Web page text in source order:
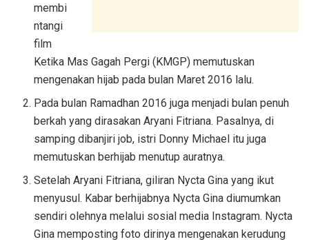
membi
ntangi
film
Ketika Mas Gagah Pergi (KMGP) memutuskan
mengenakan hijab pada bulan Maret 2016 lalu.
Pada bulan Ramadhan 2016 juga menjadi bulan penuh
berkah yang dirasakan Aryani Fitriana. Pasalnya, di
samping dibanjiri job, istri Donny Michael itu juga
memutuskan berhijab menutup auratnya.
Setelah Aryani Fitriana, giliran Nycta Gina yang ikut
menyusul. Kabar berhijabnya Nycta Gina diumumkan
sendiri olehnya melalui sosial media Instagram. Nycta
Gina memposting foto dirinya mengenakan kerudung